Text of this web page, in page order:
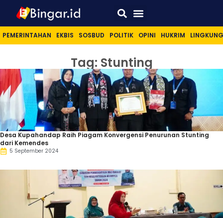
PEMERINTAHAN EKBIS SOSBUD POLITIK OPINI HUKRIM
Tag: Stunting
Desa Kupahandap Raih Piagam Konvergensi Penurunan Stunting
dari Kemendes
5 September 2024